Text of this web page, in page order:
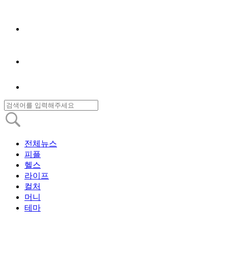
전체뉴스
피플
헬스
라이프
컬처
머니
테마